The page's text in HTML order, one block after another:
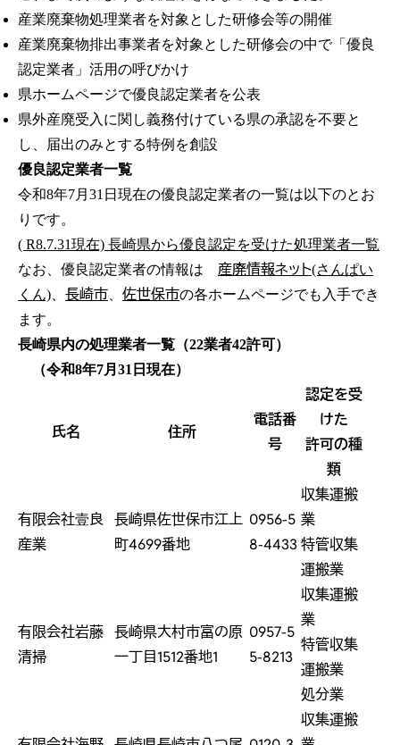
産業廃棄物処理業者を対象とした研修会等の開催
産業廃棄物排出事業者を対象とした研修会の中で「優良
認定業者」活用の呼びかけ
県ホームページで優良認定業者を公表
県外産廃受入に関し義務付けている県の承認を不要と
し、届出のみとする特例を創設
優良認定業者一覧
令和8年7月31日現在の優良認定業者の一覧は以下のとお
りです。
( R8.7.31現在) 長崎県から優良認定を受けた処理業者一覧
なお、優良認定業者の情報は 産廃情報ネット(さんぱい
くん)
長崎市 佐世保市の各ホームページでも入手でき
ます。
長崎県内の処理業者一覧（22業者42許可）
（令和8年7月31日現在）
氏名 住所
電話番
号
認定を受
けた
許可の種
類
有限会社壹良
産業
長崎県佐世保市江上
町4699番地
0956-5
8-4433
収集運搬
業
特管収集
運搬業
有限会社岩藤
清掃
長崎県大村市富の原
一丁目1512番地1
0957-5
5-8213
収集運搬
業
特管収集
運搬業
処分業
収集運搬